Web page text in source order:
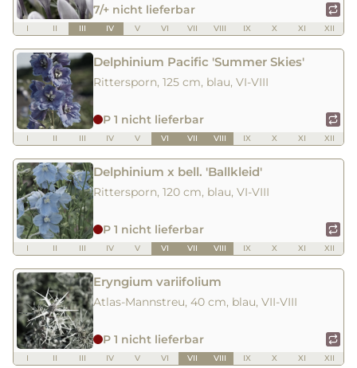
7/+ nicht lieferbar
I II III IV V VI VII VIII IX X XI XII
Delphinium Pacific 'Summer Skies'
Rittersporn, 125 cm, blau, VI-VIII
P 1 nicht lieferbar
I II III IV V VI VII VIII IX X XI XII
Delphinium x bell. 'Ballkleid'
Rittersporn, 120 cm, blau, VI-VIII
P 1 nicht lieferbar
I II III IV V VI VII VIII IX X XI XII
Eryngium variifolium
Atlas-Mannstreu, 40 cm, blau, VII-VIII
P 1 nicht lieferbar
I II III IV V VI VII VIII IX X XI XII